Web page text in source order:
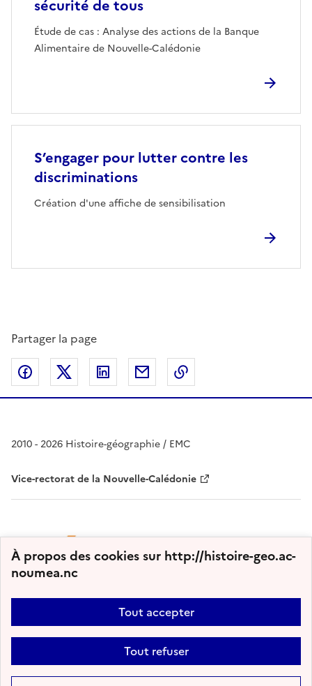
À propos des cookies sur http://histoire-geo.ac-
noumea.nc
Tout accepter
Tout refuser
sécurité de tous
Étude de cas : Analyse des actions de la Banque
Alimentaire de Nouvelle-Calédonie
S’engager pour lutter contre les
discriminations
Création d'une affiche de sensibilisation
Partager la page
Partager sur Facebook
Partager sur Twitter
Partager sur LinkedIn
Partager par email
2010 - 2026 Histoire-géographie / EMC
Vice-rectorat de la Nouvelle-Calédonie
Gestion des cookies
Paramètres d'affichage
Flux RSS